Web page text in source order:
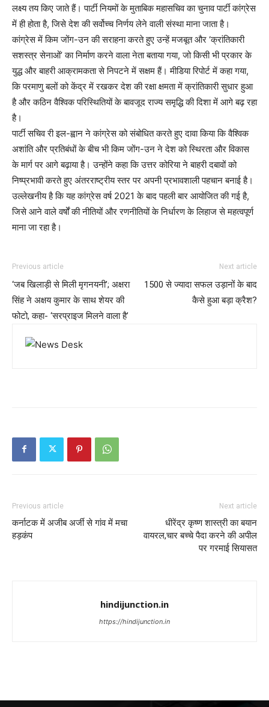
लक्ष्य तय किए जाते हैं। पार्टी नियमों के मुताबिक महासचिव का चुनाव पार्टी कांग्रेस
में ही होता है, जिसे देश की सर्वोच्च निर्णय लेने वाली संस्था माना जाता है।
कांग्रेस में किम जोंग-उन की सराहना करते हुए उन्हें मजबूत और ‘क्रांतिकारी
सशस्त्र सेनाओं’ का निर्माण करने वाला नेता बताया गया, जो किसी भी प्रकार के
युद्ध और बाहरी आक्रामकता से निपटने में सक्षम हैं। मीडिया रिपोर्ट में कहा गया,
कि परमाणु बलों को केंद्र में रखकर देश की रक्षा क्षमता में क्रांतिकारी सुधार हुआ
है और कठिन वैश्विक परिस्थितियों के बावजूद राज्य समृद्धि की दिशा में आगे बढ़ रहा
है।
पार्टी सचिव री इल-ह्वान ने कांग्रेस को संबोधित करते हुए दावा किया कि वैश्विक
अशांति और प्रतिबंधों के बीच भी किम जोंग-उन ने देश को स्थिरता और विकास
के मार्ग पर आगे बढ़ाया है। उन्होंने कहा कि उत्तर कोरिया ने बाहरी दबावों को
निष्प्रभावी करते हुए अंतरराष्ट्रीय स्तर पर अपनी प्रभावशाली पहचान बनाई है।
उल्लेखनीय है कि यह कांग्रेस वर्ष 2021 के बाद पहली बार आयोजित की गई है,
जिसे आने वाले वर्षों की नीतियों और रणनीतियों के निर्धारण के लिहाज से महत्वपूर्ण
माना जा रहा है।
Previous article
‘जब खिलाड़ी से मिली मृगनयनी’; अक्षरा
सिंह ने अक्षय कुमार के साथ शेयर की
फोटो, कहा- ‘सरप्राइज मिलने वाला है’
Next article
1500 से ज्यादा सफल उड़ानों के बाद
कैसे हुआ बड़ा क्रैश?
Previous article
कर्नाटक में अजीब अर्जी से गांव में मचा
हड़कंप
Next article
धीरेंद्र कृष्ण शास्त्री का बयान
वायरल,चार बच्चे पैदा करने की अपील
पर गरमाई सियासत
hindijunction.in
https://hindijunction.in